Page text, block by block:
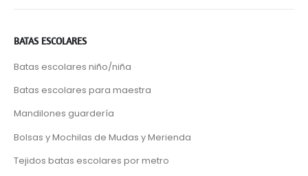
BATAS ESCOLARES
Batas escolares niño/niña
Batas escolares para maestra
Mandilones guardería
Bolsas y Mochilas de Mudas y Merienda
Tejidos batas escolares por metro